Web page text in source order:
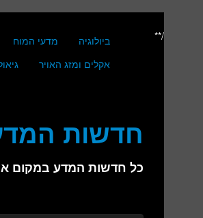
ביולוגיה מדעי המוח
אקלים ומזג האויר
חדשות
כל חדשות המדע במקום
/**